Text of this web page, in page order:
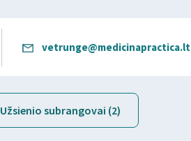
vetrunge@medicinapractica.lt
Užsienio subrangovai (2)